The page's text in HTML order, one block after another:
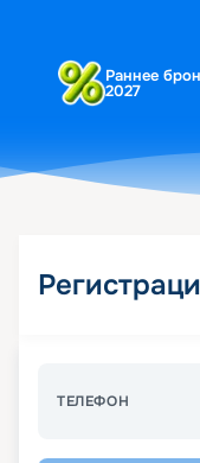
Раннее
2027
ТЕЛЕФОН